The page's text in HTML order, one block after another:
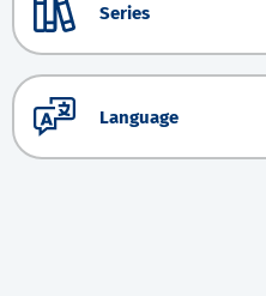
Series
Language